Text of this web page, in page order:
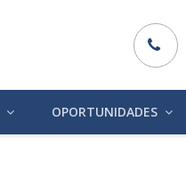
OPORTUNIDADES